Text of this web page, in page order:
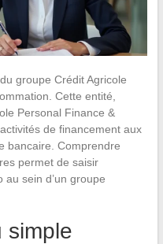
groupe Crédit Agricole
Cette entité,
Personal Finance &
de financement aux
bancaire. Comprendre
permet de saisir
sein d’un groupe
simple